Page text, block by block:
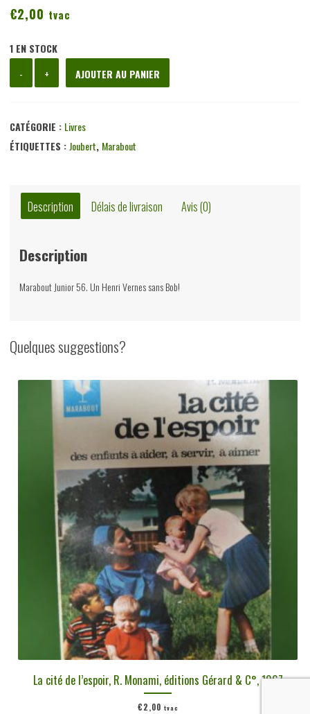
€2,00 tvac
1 EN STOCK
-
de
hommes
sur
Henri
Vernes,
Gérard
&
+ AJOUTER AU PANIER
CATÉGORIE : Livres
ÉTIQUETTES :Joubert, Marabout
Description Délais de livraison Avis (0)
Description
Marabout Junior 56. Un Henri Vernes sans Bob!
Quelques suggestions?
La cité de l’espoir, R. Monami, éditions Gérard & C°, 1967
€2,00 tvac